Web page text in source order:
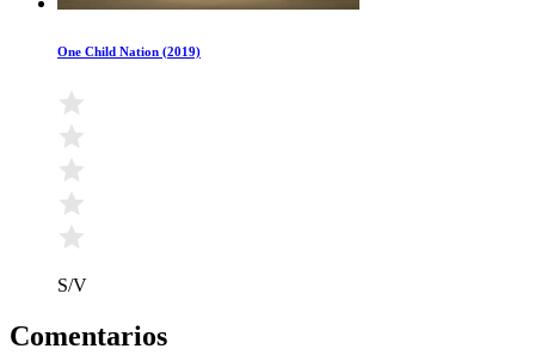
One Child Nation (2019)
S/V
Comentarios